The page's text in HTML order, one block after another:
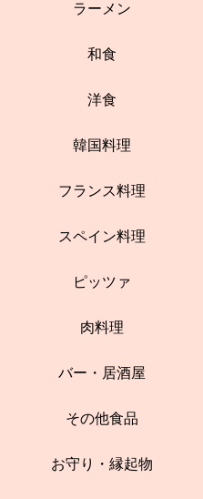
ラーメン
和食
洋食
韓国料理
フランス料理
スペイン料理
ピッツァ
肉料理
バー・居酒屋
その他食品
お守り・縁起物